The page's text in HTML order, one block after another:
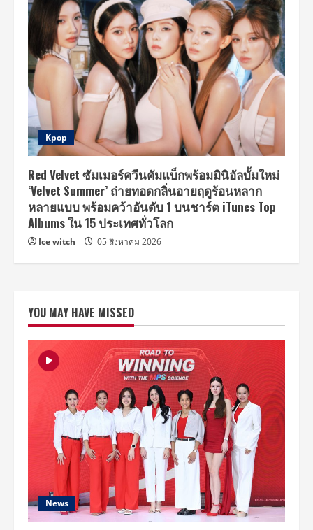
Kpop
Red Velvet ซัมเมอร์ควีนคัมแบ็กพร้อมมินิอัลบั้มใหม่
‘Velvet Summer’ ถ่ายทอดกลิ่นอายฤดูร้อนหลาก
หลายแบบ พร้อมคว้าอันดับ 1 บนชาร์ต iTunes Top
Albums ใน 15 ประเทศทั่วโลก
Ice witch 05 สิงหาคม 2026
YOU MAY HAVE MISSED
News